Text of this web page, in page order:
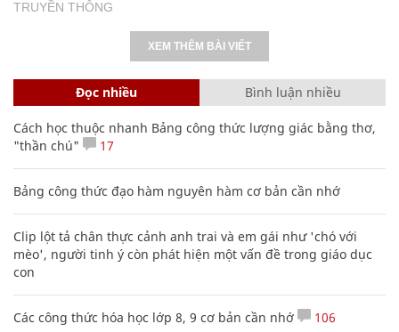
TRUYỀN THÔNG
XEM THÊM BÀI VIẾT
Đọc nhiều Bình luận nhiều
Cách học thuộc nhanh Bảng công thức lượng giác bằng thơ,
"thần chú"
17
Bảng công thức đạo hàm nguyên hàm cơ bản cần nhớ
Clip lột tả chân thực cảnh anh trai và em gái như 'chó với
mèo', người tinh ý còn phát hiện một vấn đề trong giáo dục
con
Các công thức hóa học lớp 8, 9 cơ bản cần nhớ 106